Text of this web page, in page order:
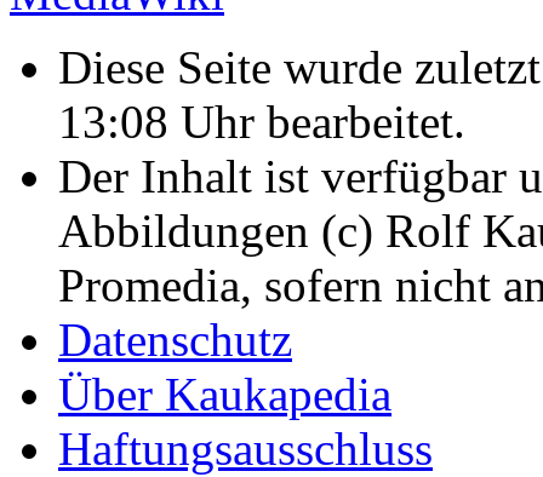
Diese Seite wurde
13:08 Uhr bearbeitet.
Der Inhalt ist verfügbar
Abbildungen (c) Rolf
Promedia, sofern nicht
Datenschutz
Über Kaukapedia
Haftungsausschluss